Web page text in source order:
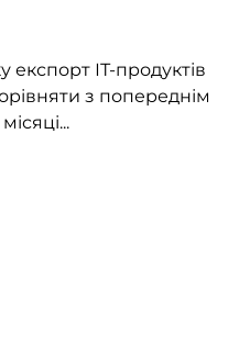
експорт ІТ-продуктів
з попереднім